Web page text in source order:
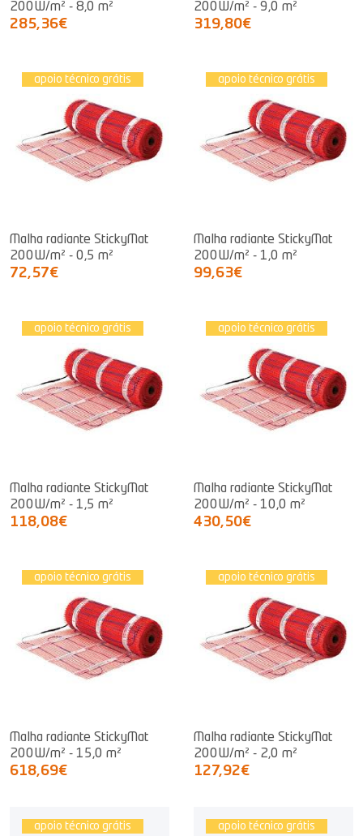
200W/m² - 8,0 m²
285,36€
200W/m² - 9,0 m²
319,80€
apoio técnico grátis
Malha radiante StickyMat
200W/m² - 0,5 m²
72,57€
apoio técnico grátis
Malha radiante StickyMat
200W/m² - 1,0 m²
99,63€
apoio técnico grátis
Malha radiante StickyMat
200W/m² - 1,5 m²
118,08€
apoio técnico grátis
Malha radiante StickyMat
200W/m² - 10,0 m²
430,50€
apoio técnico grátis
Malha radiante StickyMat
200W/m² - 15,0 m²
618,69€
apoio técnico grátis
Malha radiante StickyMat
200W/m² - 2,0 m²
127,92€
apoio técnico grátis apoio técnico grátis